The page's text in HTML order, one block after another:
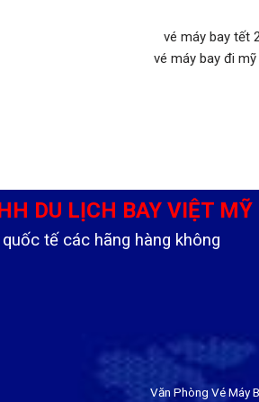
DU LỊCH BAY VIỆT MỸ
tế các hãng hàng không